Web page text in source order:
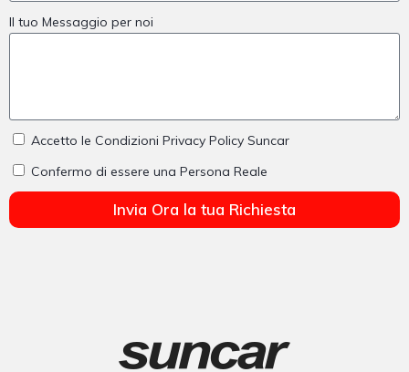
Il tuo Messaggio per noi
Accetto le Condizioni Privacy Policy Suncar
Confermo di essere una Persona Reale
Invia Ora la tua Richiesta